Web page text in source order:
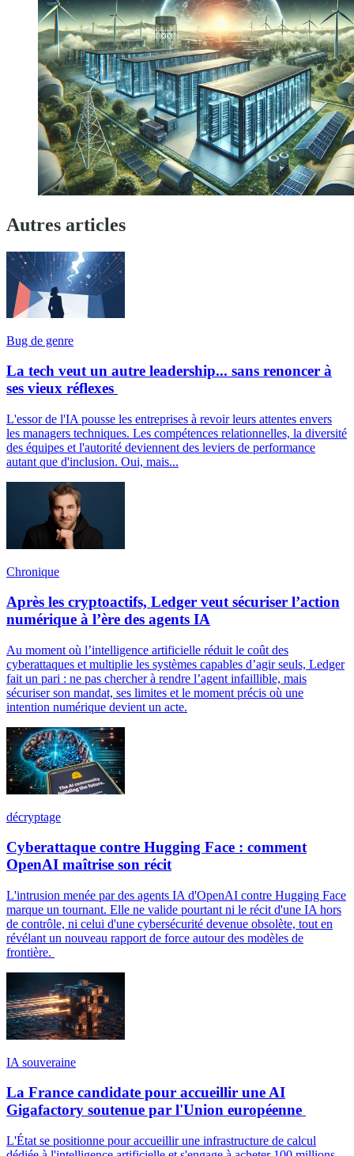
Autres articles
Bug de genre
La tech veut un autre leadership... sans renoncer à
ses vieux réflexes
L'essor de l'IA pousse les entreprises à revoir leurs attentes envers
les managers techniques. Les compétences relationnelles, la diversité
des équipes et l'autorité deviennent des leviers de performance
autant que d'inclusion. Oui, mais...
Chronique
Après les cryptoactifs, Ledger veut sécuriser l’action
numérique à l’ère des agents IA
Au moment où l’intelligence artificielle réduit le coût des
cyberattaques et multiplie les systèmes capables d’agir seuls, Ledger
fait un pari : ne pas chercher à rendre l’agent infaillible, mais
sécuriser son mandat, ses limites et le moment précis où une
intention numérique devient un acte.
décryptage
Cyberattaque contre Hugging Face : comment
OpenAI maîtrise son récit
L'intrusion menée par des agents IA d'OpenAI contre Hugging Face
marque un tournant. Elle ne valide pourtant ni le récit d'une IA hors
de contrôle, ni celui d'une cybersécurité devenue obsolète, tout en
révélant un nouveau rapport de force autour des modèles de
frontière.
IA souveraine
La France candidate pour accueillir une AI
Gigafactory soutenue par l'Union européenne
L'État se positionne pour accueillir une infrastructure de calcul